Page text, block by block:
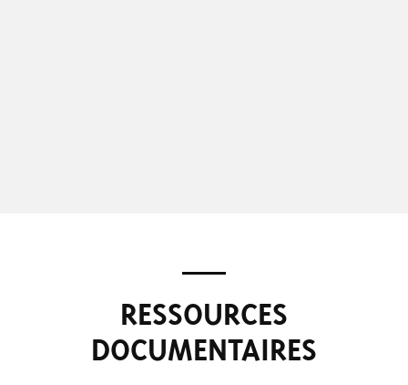
RESSOURCES
DOCUMENTAIRES